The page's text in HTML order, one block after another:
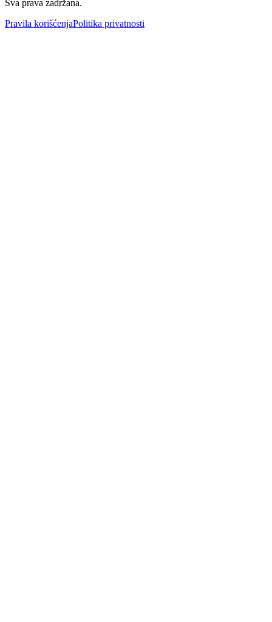
Sva prava zadržana.
Pravila korišćenjaPolitika privatnosti